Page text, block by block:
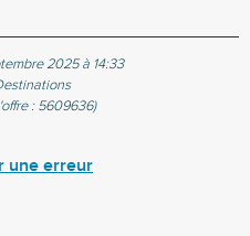
2025 à 14:33
:5609636)
une erreur